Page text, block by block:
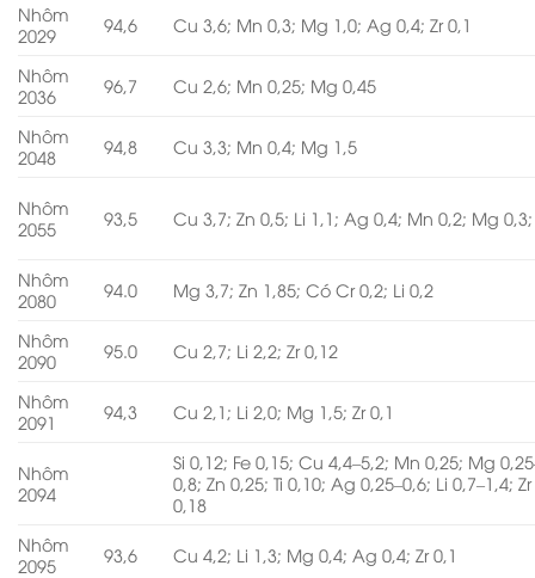
Nhôm
2029
94,6 Cu 3,6; Mn 0,3; Mg 1,0; Ag 0,4; Zr 0,1
Nhôm
2036
96,7 Cu 2,6; Mn 0,25; Mg 0,45
Nhôm
2048
94,8 Cu 3,3; Mn 0,4; Mg 1,5
Nhôm
2055
93,5 Cu 3,7; Zn 0,5; Li 1,1; Ag 0,4; Mn 0,2; Mg 0,3;
Nhôm
2080
94.0 Mg 3,7; Zn 1,85; Có Cr 0,2; Li 0,2
Nhôm
2090
95.0 Cu 2,7; Li 2,2; Zr 0,12
Nhôm
2091
94,3 Cu 2,1; Li 2,0; Mg 1,5; Zr 0,1
Nhôm
2094
Si 0,12; Fe 0,15; Cu 4,4–5,2; Mn 0,25; Mg
0,8; Zn 0,25; Ti 0,10; Ag 0,25–0,6; Li 0,7–1,4;
0,18
Nhôm
2095
93,6 Cu 4,2; Li 1,3; Mg 0,4; Ag 0,4; Zr 0,1